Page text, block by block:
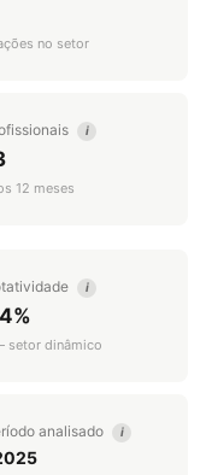
no setor
i
12 meses
i
setor dinâmico
analisado i